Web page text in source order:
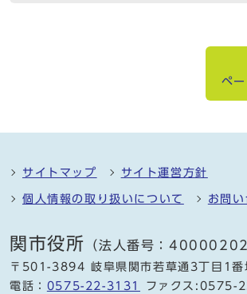
ペ
サイトマップ サイト運営方針
個人情報の取り扱いについて お問い
関市役所 （法人番号：
〒501-3894 岐阜県関市若草通3丁目1番
電話： 0575-22-3131
ファクス:0575-